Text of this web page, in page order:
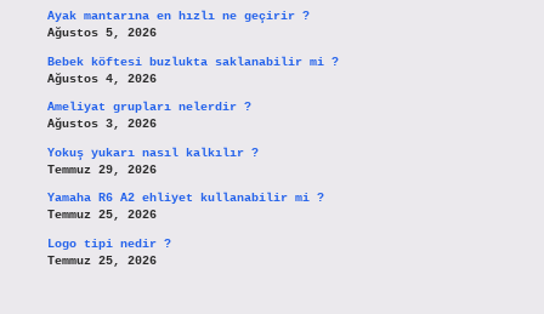
Ayak mantarına en hızlı ne geçirir ?
Ağustos 5, 2026
Bebek köftesi buzlukta saklanabilir mi ?
Ağustos 4, 2026
Ameliyat grupları nelerdir ?
Ağustos 3, 2026
Yokuş yukarı nasıl kalkılır ?
Temmuz 29, 2026
Yamaha R6 A2 ehliyet kullanabilir mi ?
Temmuz 25, 2026
Logo tipi nedir ?
Temmuz 25, 2026